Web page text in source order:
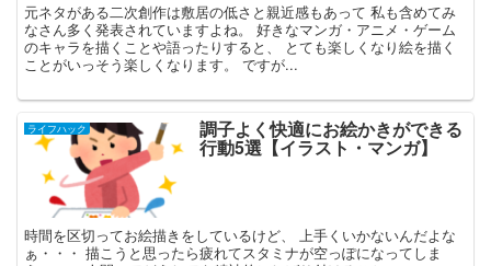
元ネタがある二次創作は敷居の低さと親近感もあって 私も含めてみ
なさん多く発表されていますよね。 好きなマンガ・アニメ・ゲーム
のキャラを描くことや語ったりすると、 とても楽しくなり絵を描く
ことがいっそう楽しくなります。 ですが...
ライフハック 調子よく快適にお絵かきができる
行動5選【イラスト・マンガ】
時間を区切ってお絵描きをしているけど、 上手くいかないんだよな
ぁ・・・ 描こうと思ったら疲れてスタミナが空っぽになってしま